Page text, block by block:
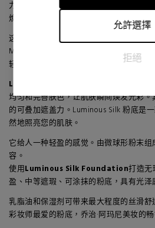
允許選擇
拒絕
力，可叠加使用。阿玛尼美妆的标志性底
焕发的肤色，增强自然之美。
这款屡获殊荣的粉底液深受化妆师推荐和
Micro-Fil 技术配制而成，打造出一种低密
轻盈质地融为一体。
Luminous Silk Foundation 丝
均匀和完善肤色，让肌肤瞬间焕发光彩
的可叠加遮盖力。Luminous Silk 粉底是
然地照亮您的肌肤。
它给人一种轻盈的感觉。由微球形粉末
容。
使用Luminous Silk Foundation打造无
盈、中等遮瑕、可涂抹的粉底，具有光泽
乳脂油和保湿剂可带来最大程度的丝滑舒
彩妆师最爱的粉底，乔治·阿玛尼美妆的畅